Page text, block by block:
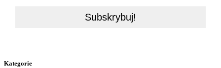
Kategorie